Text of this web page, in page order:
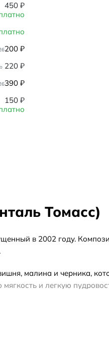
450 ₽
200 ₽
220 ₽
390 ₽
150 ₽
Томасс)
в 2002 году.
малина и черника,
и легкую